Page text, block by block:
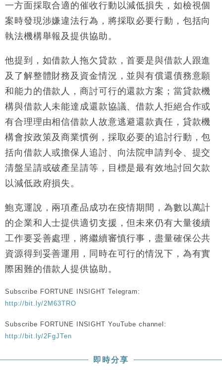
13:44
財經｜內地7月美元計價出口增近24%勝預期 貿易順
差達1125億美元
12:44
財經｜日本春季三度入市撐日圓 4月單日斥6.28萬億
日圓干預創新高
11:12
國際｜特朗普料美伊戰事快結束 承認部分彈藥庫存緊
張
15:59
財經｜SA售股自救後再出手 斥4億美元押注未上市公
司
一方面採取合適的催收行動以減低損失，如檢視個
案時發現涉嫌違法行為，將採取必要行動，包括向
執法機構舉報及提供協助。
他提到，如借款人拖欠貸款，首要是與借款人跟進
及了解整體財務及資金情況，並與有償還債務意願
和能力的借款人，商討可行的還款方案；當貸款機
構與借款人未能達成還款協議、借款人拒絕合作或
有合理理由相信借款人故意逃避還款責任，貸款機
構會按政策及商業慣例，採取必要的追討行動，包
括向借款人或擔保人追討、向法院申請判令、提交
清盤呈請或破產呈請等，目標是最有效地討回欠款
以減低政府損失。
鮑克運說，兩項產品成功在疫情期間，為數以萬計
的企業和人士提供適切支援，但未來仍有大量後續
工作要妥善處理，將繼續審慎行事，盡量確保公共
資源得到妥善運用，同時在可行的情況下，為有實
際困難的借款人提供協助。
Subscribe FORTUNE INSIGHT Telegram:
http://bit.ly/2M63TRO
Subscribe FORTUNE INSIGHT YouTube channel:
http://bit.ly/2FgJTen
即時分享